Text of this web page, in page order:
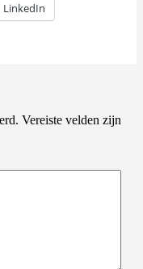
LinkedIn
Vereiste velden zijn